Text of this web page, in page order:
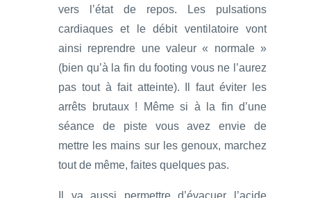
vers l’état de repos. Les pulsations
cardiaques et le débit ventilatoire vont
ainsi reprendre une valeur « normale »
(bien qu’à la fin du footing vous ne l’aurez
pas tout à fait atteinte). Il faut éviter les
arrêts brutaux ! Même si à la fin d’une
séance de piste vous avez envie de
mettre les mains sur les genoux, marchez
tout de même, faites quelques pas.